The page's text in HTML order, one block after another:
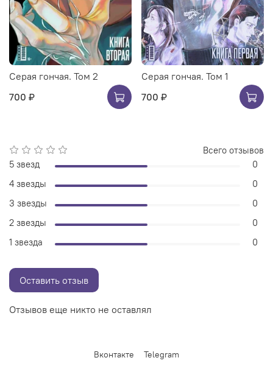
Серая гончая. Том 2
700 ₽
Серая гончая. Том 1
700 ₽
Отзывов еще никто не оставлял
Всего отзывов
5 звезд
0
4 звезды
0
3 звезды
0
2 звезды
0
1 звезда
0
Оставить отзыв
Вконтакте Telegram